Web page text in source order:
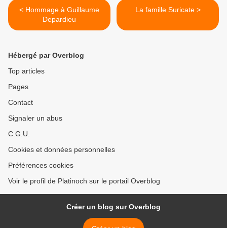
< Hommage à Guillaume
Depardieu
La famille Suricate >
Hébergé par Overblog
Top articles
Pages
Contact
Signaler un abus
C.G.U.
Cookies et données personnelles
Préférences cookies
Voir le profil de Platinoch sur le portail Overblog
Créer un blog sur Overblog